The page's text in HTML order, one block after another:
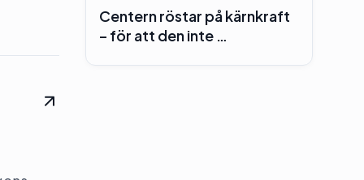
Centern röstar på kärnkraft
– för att den inte …